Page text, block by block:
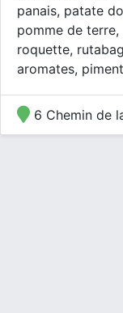
panais, patate
pomme de
roquette,
aromates,
6 Chemin de